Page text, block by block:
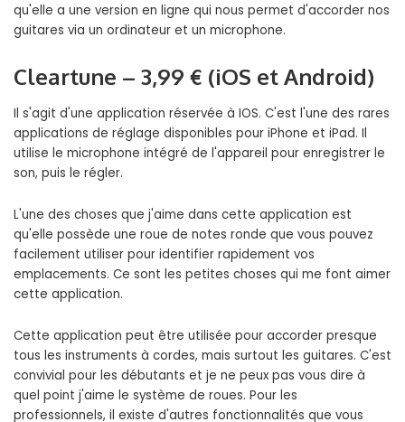
qu'elle a une version en ligne qui nous permet d'accorder nos
guitares via un ordinateur et un microphone.
Cleartune – 3,99 € (iOS et Android)
Il s'agit d'une application réservée à IOS. C'est l'une des rares
applications de réglage disponibles pour iPhone et iPad. Il
utilise le microphone intégré de l'appareil pour enregistrer le
son, puis le régler.
L'une des choses que j'aime dans cette application est
qu'elle possède une roue de notes ronde que vous pouvez
facilement utiliser pour identifier rapidement vos
emplacements. Ce sont les petites choses qui me font aimer
cette application.
Cette application peut être utilisée pour accorder presque
tous les instruments à cordes, mais surtout les guitares. C'est
convivial pour les débutants et je ne peux pas vous dire à
quel point j'aime le système de roues. Pour les
professionnels, il existe d'autres fonctionnalités que vous